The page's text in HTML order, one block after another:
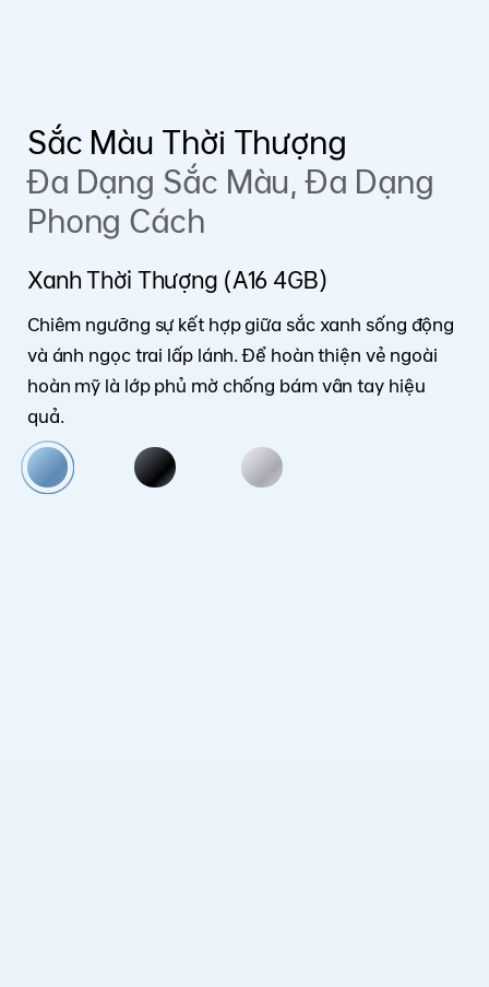
Sắc Màu Thời Thượng
Đa Dạng Sắc Màu, Đa Dạng
Phong Cách
Xanh Thời Thượng (A16 4GB)
Chiêm ngưỡng sự kết hợp giữa sắc xanh sống động
và ánh ngọc trai lấp lánh. Để hoàn thiện vẻ ngoài
hoàn mỹ là lớp phủ mờ chống bám vân tay hiệu
quả.